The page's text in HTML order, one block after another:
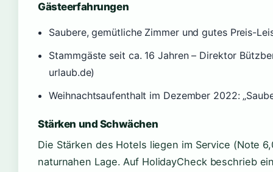
Gästeerfahrungen
Saubere, gemütliche Zimmer und gutes Preis-
Stammgäste seit ca. 16 Jahren – Direktor
urlaub.de)
Weihnachtsaufenthalt im Dezember 2022:
Stärken und Schwächen
Die Stärken des Hotels liegen im Service (Note
naturnahen Lage. Auf HolidayCheck beschrieb